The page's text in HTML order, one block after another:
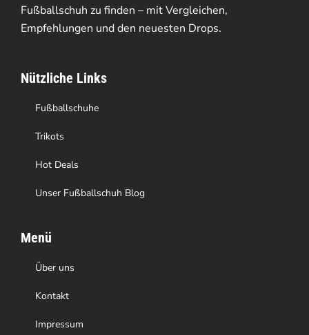
Fußballschuh zu finden – mit Vergleichen,
Empfehlungen und den neuesten Drops.
Nützliche Links
Fußballschuhe
Trikots
Hot Deals
Unser Fußballschuh Blog
Menü
Über uns
Kontakt
Impressum